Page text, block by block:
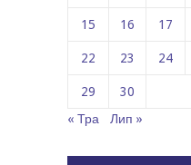
15 16 17
22 23 24
29
30
« Тра
Лип »